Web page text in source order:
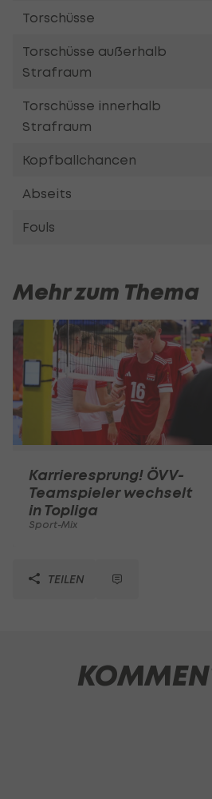
Torschüsse
Torschüsse außerhalb
Strafraum
Torschüsse innerhalb
Strafraum
Kopfballchancen
Abseits
Fouls
Mehr zum Thema
Karrieresprung! ÖVV-
Teamspieler wechselt
in Topliga
Sport-Mix
TEILEN